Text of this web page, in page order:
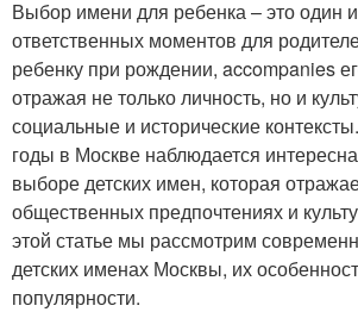
Выбор имени для ребенка – это один
ответственных моментов для
ребенку при рождении, accompanies
отражая не только личность, но и
социальные и исторические
годы в Москве наблюдается
выборе детских имен, которая
общественных предпочтениях и
этой статье мы рассмотрим
детских именах Москвы, их
популярности.